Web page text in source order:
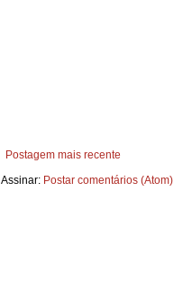
Postagem mais recente
Assinar: Postar comentários (Atom)